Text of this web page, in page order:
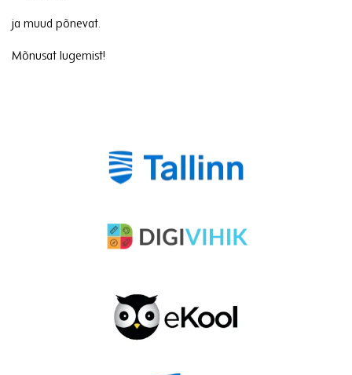
ja muud põnevat.
Mõnusat lugemist!